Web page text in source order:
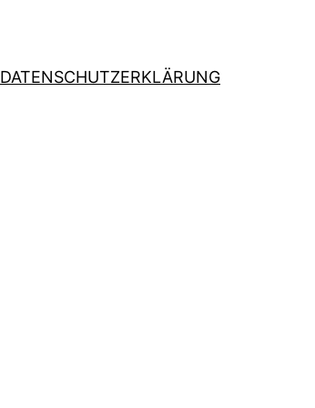
DATENSCHUTZERKLÄRUNG